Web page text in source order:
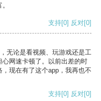
支持[0] 反对[0]
无论是看视频、玩游戏还是工
网速卡顿了。以前出差的时
现在有了这个app，我再也不
支持[0] 反对[0]